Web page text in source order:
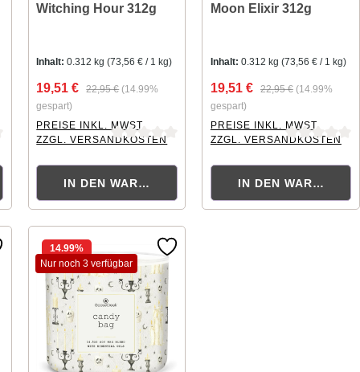
Witching Hour 312g
Inhalt:0.312 kg(73,56 € / 1 kg)
19,51 € 22,95 € (14.99%
gespart)
PREISE INKL. MWST.
ZZGL. VERSANDKOSTEN
IN DEN WARENKORB
Moon Elixir 312g
Inhalt: 0.312 kg (73,56 € / 1 kg)
19,51 € 22,95 € (14.99%
gespart)
PREISE INKL. MWST.
ZZGL. VERSANDKOSTEN
IN DEN
Nur noch 3 verfügbar
14.99%